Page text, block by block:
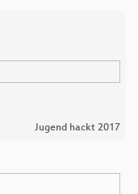
Jugend hackt 2017